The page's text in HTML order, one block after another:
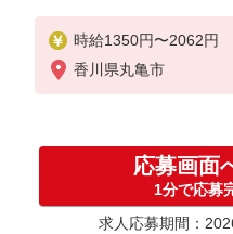
時給1350円〜2062円
全支給(ガソリン代含む)
香川県丸亀市
応募画面
1分で応募
求人応募期間：